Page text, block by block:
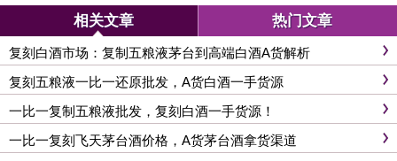
相关文章 热门文章
复刻白酒市场：复制五粮液茅台到高端白酒A货解析
复刻五粮液一比一还原批发，A货白酒一手货源
一比一复制五粮液批发，复刻白酒一手货源！
一比一复刻飞天茅台酒价格，A货茅台酒拿货渠道